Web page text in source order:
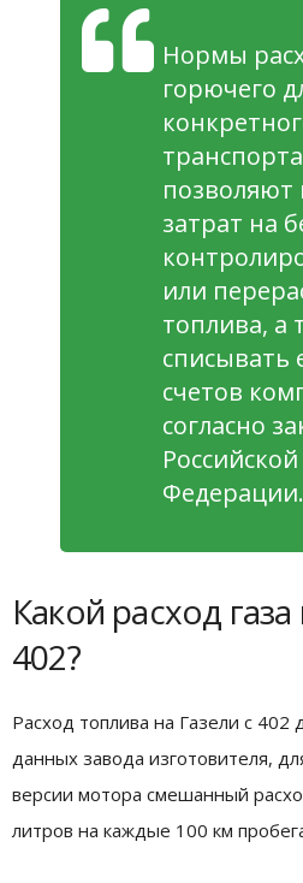
Нормы
горючего
транспорта
позволяют
затрат на
или
топлива, а
списывать
счетов
согласно
Российской
Федерации.
Какой расход газа
402?
Расход топлива на Газели с 402
данных завода изготовителя,
версии мотора смешанный
литров на каждые 100 км